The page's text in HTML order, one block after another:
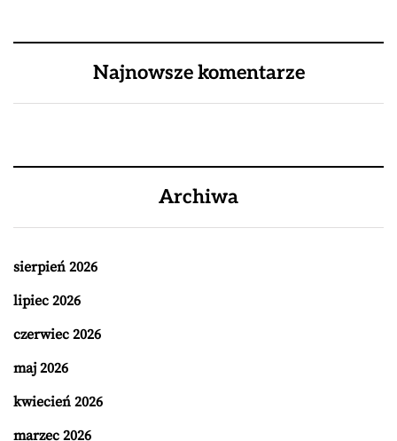
Najnowsze komentarze
Archiwa
sierpień 2026
lipiec 2026
czerwiec 2026
maj 2026
kwiecień 2026
marzec 2026